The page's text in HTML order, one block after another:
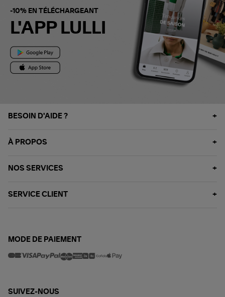
-10% EN TÉLÉCHARGEANT
L'APP LULLI
BESOIN D'AIDE ?
À PROPOS
NOS SERVICES
SERVICE CLIENT
MODE DE PAIEMENT
SUIVEZ-NOUS